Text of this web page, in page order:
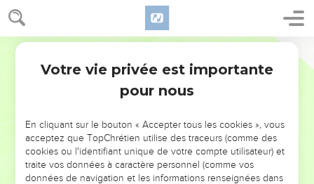
NE MANQUEZ PAS L’ÉVÉNEMENT
DE L’ANNÉE !
ET SI LEURS ERREURS POUVAIENT VOUS ÉVITER LES
VOTRES ?
Votre vie privée est importante
pour nous
En cliquant sur le bouton « Accepter tous les cookies », vous
acceptez que TopChrétien utilise des traceurs (comme des
cookies ou l'identifiant unique de votre compte utilisateur) et
traite vos données à caractère personnel (comme vos
données de navigation et les informations renseignées dans